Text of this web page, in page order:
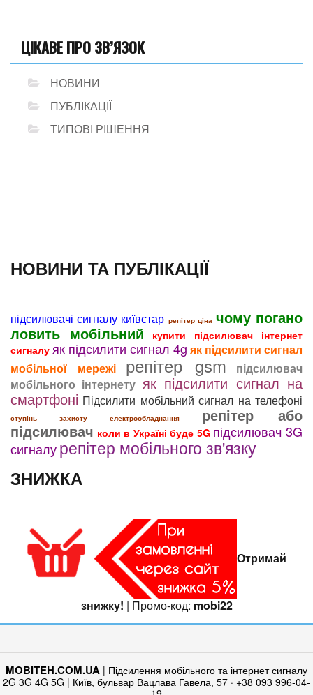
ЦІКАВЕ ПРО ЗВ’ЯЗОК
НОВИНИ
ПУБЛІКАЦІЇ
ТИПОВІ РІШЕННЯ
НОВИНИ ТА ПУБЛІКАЦІЇ
підсилювачі сигналу київстар репітер ціна чому погано
ловить мобільний
купити підсилювач інтернет
сигналу як підсилити сигнал 4g як підсилити сигнал
мобільної мережі
репітер gsm
підсилювач
мобільного інтернету як підсилити сигнал на
смартфоні Підсилити мобільний сигнал на телефоні
ступінь захисту електрообладнання репітер або
підсилювач коли в Україні буде 5G підсилювач 3G
сигналурепітер мобільного зв'язку
ЗНИЖКА
Отримай
знижку! | Промо-код: mobi22
MOBITEH.COM.UA | Підсилення мобільного та інтернет сигналу
2G 3G 4G 5G | Київ, бульвар Вацлава Гавела, 57 · +38 093 996-04-